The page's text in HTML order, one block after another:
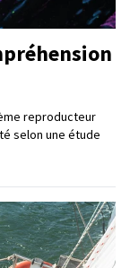
reproducteur
selon une étude